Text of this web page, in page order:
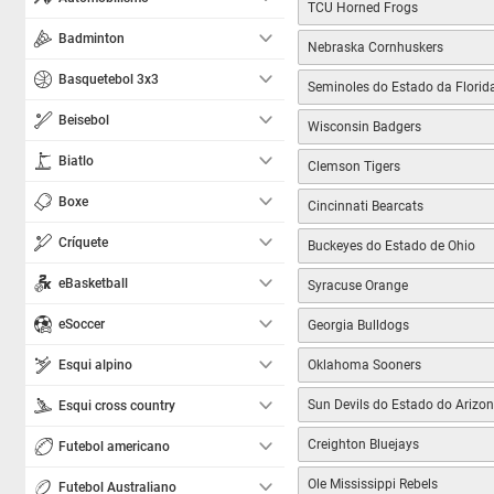
Badminton
Basquetebol 3x3
Beisebol
Biatlo
Boxe
Críquete
eBasketball
eSoccer
Esqui alpino
Esqui cross country
Futebol americano
Futebol Australiano
TCU Horned Frogs
Nebraska Cornhuskers
Seminoles do Estado da
Wisconsin Badgers
Clemson Tigers
Cincinnati Bearcats
Buckeyes do Estado de Ohio
Syracuse Orange
Georgia Bulldogs
Oklahoma Sooners
Sun Devils do Estado do
Creighton Bluejays
Ole Mississippi Rebels